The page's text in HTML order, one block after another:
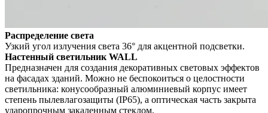
Распределение света
Узкий угол излучения света 36° для акцентной подсветки.
Настенный светильник WALL
Предназначен для создания декоративных световых эффектов
на фасадах зданий. Можно не беспокоиться о целостности
светильника: конусообразный алюминиевый корпус имеет
степень пылевлагозащиты (IP65), а оптическая часть закрыта
ударопрочным закаленным стеклом.